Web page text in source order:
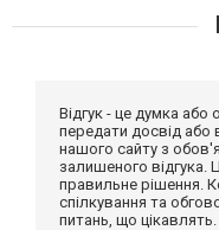
Відгук - це думка або
передати досвід
нашого сайту з
залишеного
правильне рішення.
спілкування та
питань, що цікавлять.